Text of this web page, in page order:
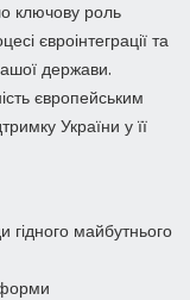
ключову роль
євроінтеграції та
держави.
європейським
України у її
майбутнього